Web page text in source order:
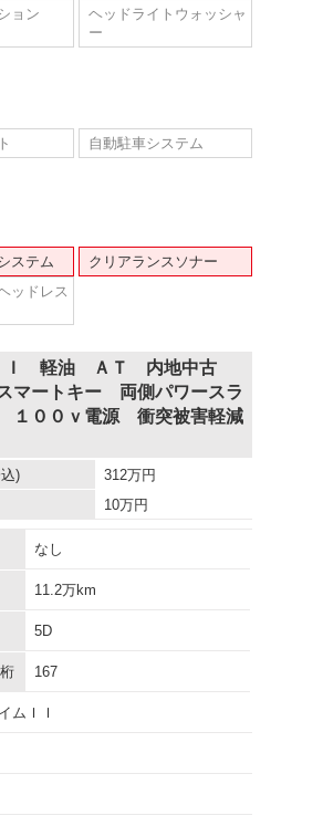
ョン
ヘッドライトウォッシャ
ー
自動駐車システム
ステム
クリアランスソナー
ッドレス
ＩＩ 軽油 ＡＴ 内地中古
マートキー 両側パワースラ
００ｖ電源 衝突被害軽減
) 312万円
10万円
なし
11.2万km
5D
167
ムＩＩ